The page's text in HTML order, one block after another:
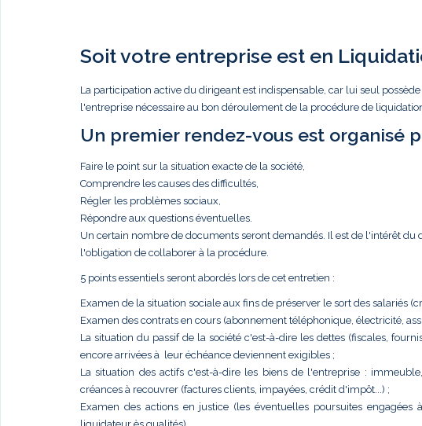
Soit votre entreprise est en
La participation active du dirigeant est indispensable, car lui seul
l'entreprise nécessaire au bon déroulement de la procédure de
Un premier rendez-vous est organisé
Faire le point sur la situation exacte de la société,
Comprendre les causes des difficultés,
Régler les problèmes sociaux,
Répondre aux questions éventuelles.
Un certain nombre de documents seront demandés. Il est de l'intérêt
l'obligation de collaborer à la procédure.
5 points essentiels seront abordés lors de cet entretien :
Examen de la situation sociale aux fins de préserver le sort des salariés
Examen des contrats en cours (abonnement téléphonique, électricité,
La situation du passif de la société c'est-à-dire les dettes (fiscales,
encore arrivées à leur échéance deviennent exigibles ;
La situation des actifs c'est-à-dire les biens de l'entreprise :
créances à recouvrer (factures clients, impayées, crédit d'impôt...) ;
Examen des actions en justice (les éventuelles poursuites